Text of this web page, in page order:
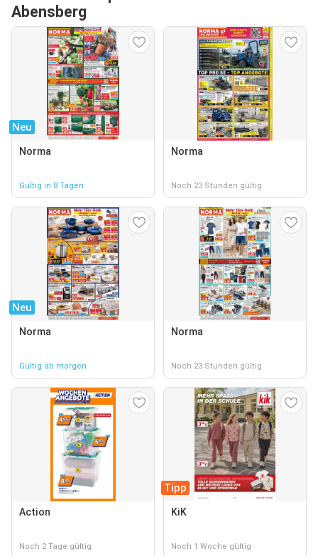
Abensberg
Neu
Norma
Gültig in 8 Tagen
Norma
Noch 23 Stunden gültig
Neu
Norma
Gültig ab morgen
Norma
Noch 23 Stunden gültig
Action
Noch 2 Tage gültig
Tipp
KiK
Noch 1 Woche gültig